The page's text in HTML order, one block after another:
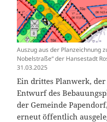
Auszug aus der Planzeichnung
Nobelstraße“ der Hansestadt
31.03.2025
Ein drittes Planwerk,
Entwurf des
der Gemeinde
erneut öffentlich